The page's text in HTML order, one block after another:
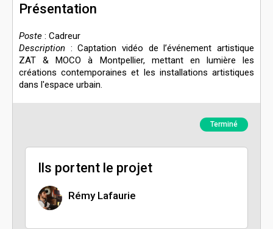
Présentation
Poste : Cadreur
Description : Captation vidéo de l’événement artistique
ZAT & MOCO à Montpellier, mettant en lumière les
créations contemporaines et les installations artistiques
dans l'espace urbain.
Terminé
Ils portent le projet
Rémy Lafaurie